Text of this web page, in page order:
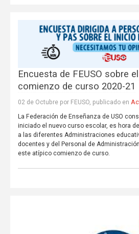
Encuesta de FEUSO sobre
comienzo de curso 2020-21
02 de Octubre por FEUSO, publicado en
La Federación de Enseñanza de USO
iniciado el nuevo curso escolar, es hora
a las diferentes Administraciones
docentes y del Personal de
este atípico comienzo de curso.